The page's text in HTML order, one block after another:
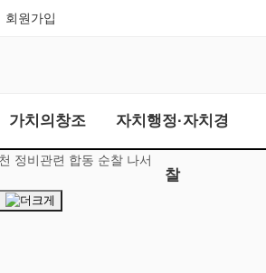
회원가입
가치의창조 자치행정·자치경
찰
정비관련 합동 순찰 나서